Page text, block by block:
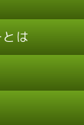
は